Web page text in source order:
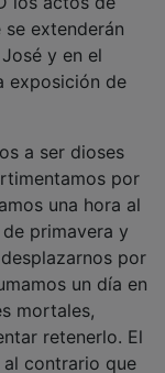
extenderán
y en el
de
por
una hora al
primavera y
por
un día en
mortales,
retenerlo. El
contrario que